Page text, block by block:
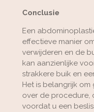
Conclusie
Een
effectieve manier
verwijderen en de
kan aanzienlijke
strakkere buik en
Het is belangrijk
over de procedure,
voordat u een